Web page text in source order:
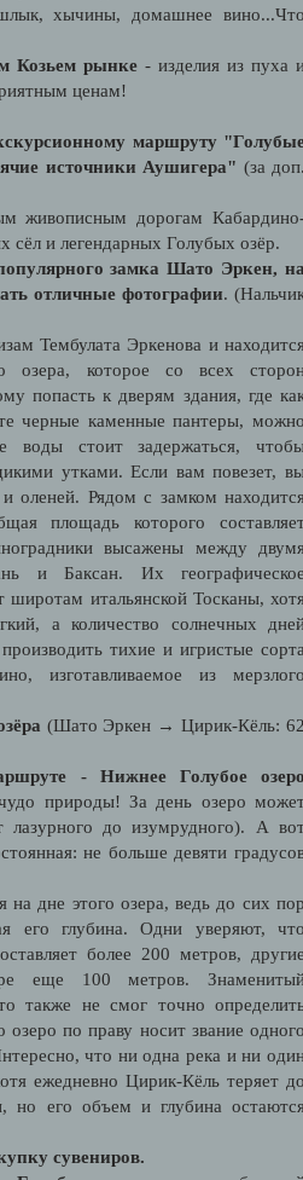
хычины, домашнее
Козьем рынке - изделия из пуха
ценам!
маршруту
источники Аушигера" (за
живописным дорогам
сёл и легендарных Голубых озёр.
замка Шато Эркен,
отличные фотографии.
Тембулата Эркенова и
озера, которое со всех
попасть к дверям здания, где
черные каменные пантеры,
воды стоит задержаться,
утками. Если вам повезет,
оленей. Рядом с замком
площадь которого
высажены между
и Баксан. Их
широтам итальянской Тосканы,
а количество солнечных
тихие и игристые
изготавливаемое из
(Шато Эркен → Цирик-Кёль:
- Нижнее Голубое
природы! За день озеро
до изумрудного). А
не больше девяти
на дне этого озера, ведь до сих
его глубина. Одни уверяют,
более 200 метров,
еще 100 метров.
также не смог точно
по праву носит звание
что ни одна река и ни
ежедневно Цирик-Кёль теряет
но его объем и глубина
сувениров.